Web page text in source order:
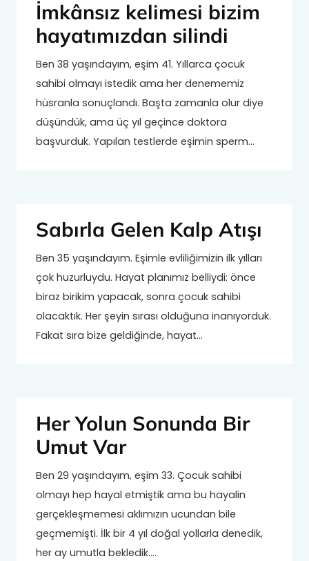
İmkânsız kelimesi bizim
hayatımızdan silindi
Ben 38 yaşındayım, eşim 41. Yıllarca çocuk
sahibi olmayı istedik ama her denememiz
hüsranla sonuçlandı. Başta zamanla olur diye
düşündük, ama üç yıl geçince doktora
başvurduk. Yapılan testlerde eşimin sperm…
Sabırla Gelen Kalp Atışı
Ben 35 yaşındayım. Eşimle evliliğimizin ilk yılları
çok huzurluydu. Hayat planımız belliydi: önce
biraz birikim yapacak, sonra çocuk sahibi
olacaktık. Her şeyin sırası olduğuna inanıyorduk.
Fakat sıra bize geldiğinde, hayat…
Her Yolun Sonunda Bir
Umut Var
Ben 29 yaşındayım, eşim 33. Çocuk sahibi
olmayı hep hayal etmiştik ama bu hayalin
gerçekleşmemesi aklımızın ucundan bile
geçmemişti. İlk bir 4 yıl doğal yollarla denedik,
her ay umutla bekledik.…